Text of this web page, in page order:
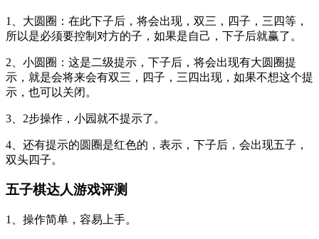
1、大圆圈：在此下子后，将会出现，双三，四子，三四等，
所以是必须要控制对方的子，如果是自己，下子后就赢了。
2、小圆圈：这是二级提示，下子后，将会出现有大圆圈提
示，就是会将来会有双三，四子，三四出现，如果不想这个提
示，也可以关闭。
3、2步操作，小园就不提示了。
4、还有提示的圆圈是红色的，表示，下子后，会出现五子，
双头四子。
五子棋达人游戏评测
1、操作简单，容易上手。